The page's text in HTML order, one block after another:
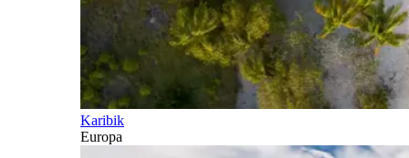
Karibik
Europa